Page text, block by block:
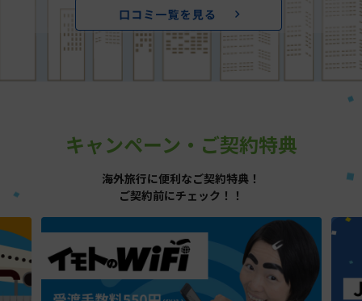
キャンペーン・ご契約特典
海外旅行に便利なご契約特典！
ご契約前にチェック！！